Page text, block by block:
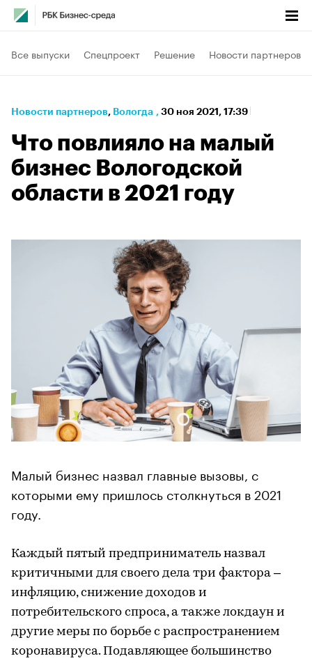
Все выпуски Спецпроект Решение Новости партнеров
Новости партнеров⁠, Вологда , 30 ноя 2021, 17:39
Что повлияло на малый
бизнес Вологодской
области в 2021 году
Малый бизнес назвал главные вызовы, с
которыми ему пришлось столкнуться в 2021
году.
Каждый пятый предприниматель назвал
критичными для своего дела три фактора –
инфляцию, снижение доходов и
потребительского спроса, а также локдаун и
другие меры по борьбе с распространением
коронавируса. Подавляющее большинство